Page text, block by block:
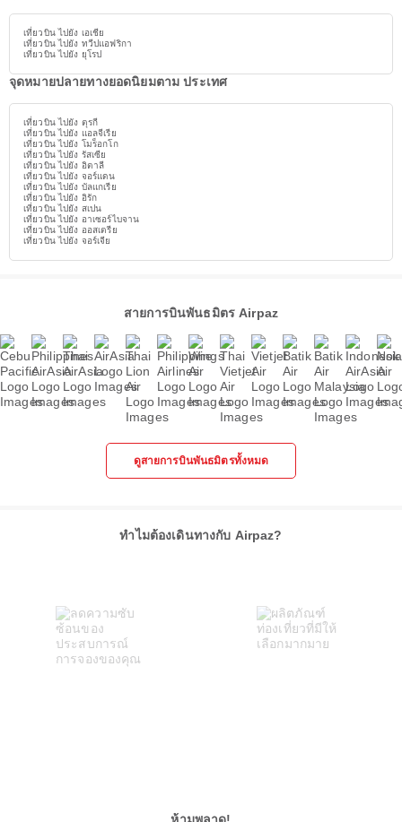
เที่ยวบิน ไปยัง เอเชีย
เที่ยวบิน ไปยัง ทวีปแอฟริกา
เที่ยวบิน ไปยัง ยุโรป
จุดหมายปลายทางยอดนิยมตาม ประเทศ
เที่ยวบิน ไปยัง ตุรกี
เที่ยวบิน ไปยัง แอลจีเรีย
เที่ยวบิน ไปยัง โมร็อกโก
เที่ยวบิน ไปยัง รัสเซีย
เที่ยวบิน ไปยัง อิตาลี
เที่ยวบิน ไปยัง จอร์แดน
เที่ยวบิน ไปยัง บัลแกเรีย
เที่ยวบิน ไปยัง อิรัก
เที่ยวบิน ไปยัง สเปน
เที่ยวบิน ไปยัง อาเซอร์ไบจาน
เที่ยวบิน ไปยัง ออสเตรีย
เที่ยวบิน ไปยัง จอร์เจีย
สายการบินพันธมิตร Airpaz
ดูสายการบินพันธมิตรทั้งหมด
ทำไมต้องเดินทางกับ Airpaz?